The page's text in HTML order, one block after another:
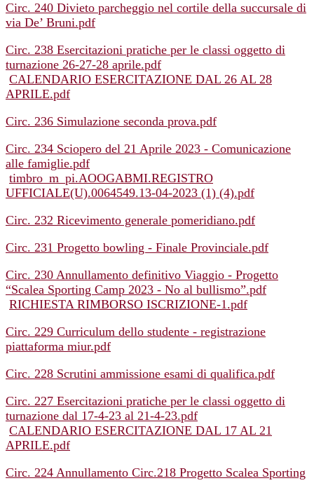
Circ. 240 Divieto parcheggio nel cortile della succursale di
via De’ Bruni.pdf
Circ. 238 Esercitazioni pratiche per le classi oggetto di
turnazione 26-27-28 aprile.pdf
CALENDARIO ESERCITAZIONE DAL 26 AL 28
APRILE.pdf
Circ. 236 Simulazione seconda prova.pdf
Circ. 234 Sciopero del 21 Aprile 2023 - Comunicazione
alle famiglie.pdf
timbro_m_pi.AOOGABMI.REGISTRO
UFFICIALE(U).0064549.13-04-2023 (1) (4).pdf
Circ. 232 Ricevimento generale pomeridiano.pdf
Circ. 231 Progetto bowling - Finale Provinciale.pdf
Circ. 230 Annullamento definitivo Viaggio - Progetto
“Scalea Sporting Camp 2023 - No al bullismo”.pdf
RICHIESTA RIMBORSO ISCRIZIONE-1.pdf
Circ. 229 Curriculum dello studente - registrazione
piattaforma miur.pdf
Circ. 228 Scrutini ammissione esami di qualifica.pdf
Circ. 227 Esercitazioni pratiche per le classi oggetto di
turnazione dal 17-4-23 al 21-4-23.pdf
CALENDARIO ESERCITAZIONE DAL 17 AL 21
APRILE.pdf
Circ. 224 Annullamento Circ.218 Progetto Scalea Sporting